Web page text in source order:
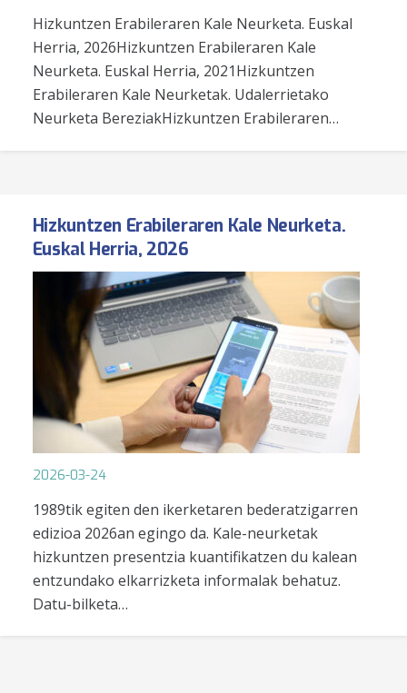
Hizkuntzen Erabileraren Kale Neurketa. Euskal
Herria, 2026Hizkuntzen Erabileraren Kale
Neurketa. Euskal Herria, 2021Hizkuntzen
Erabileraren Kale Neurketak. Udalerrietako
Neurketa BereziakHizkuntzen Erabileraren…
Hizkuntzen Erabileraren Kale Neurketa.
Euskal Herria, 2026
2026-03-24
1989tik egiten den ikerketaren bederatzigarren
edizioa 2026an egingo da. Kale-neurketak
hizkuntzen presentzia kuantifikatzen du kalean
entzundako elkarrizketa informalak behatuz.
Datu-bilketa…